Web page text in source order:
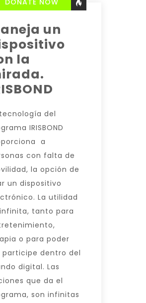
DONATE NOW
un
la
del
IRISBOND
a
con falta de
la opción de
un dispositivo
La utilidad
tanto para
o para poder
participe dentro del
digital. Las
que da el
son infinitas